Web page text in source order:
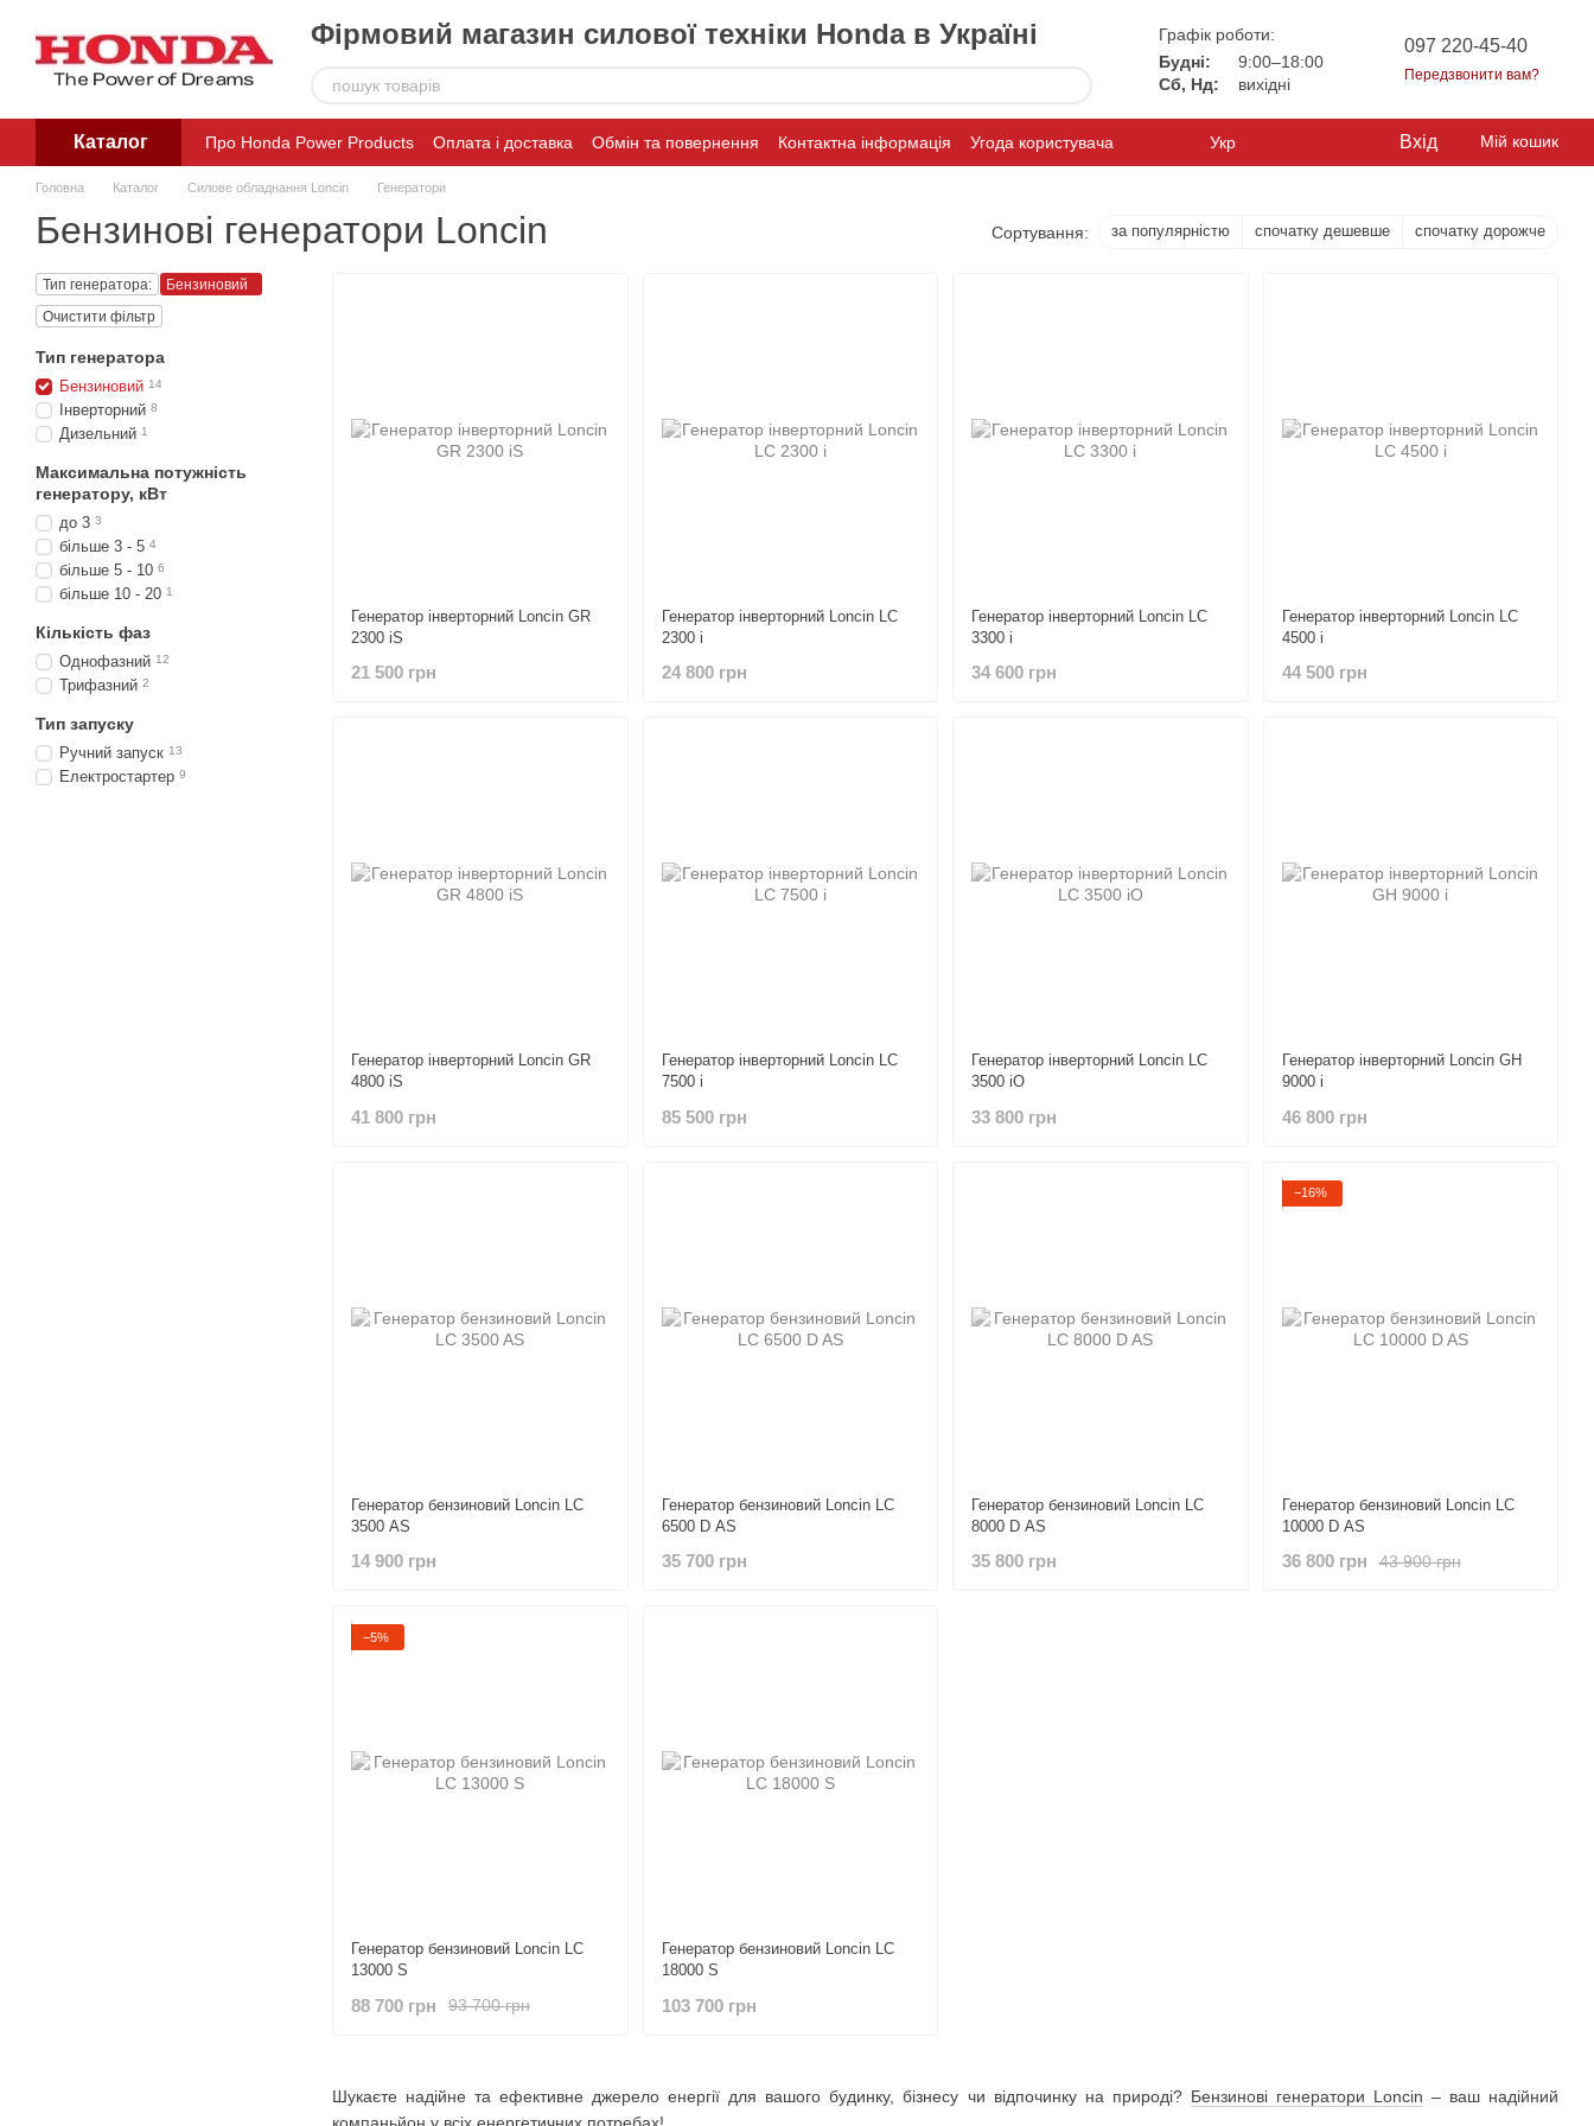
Фірмовий магазин силової техніки Honda в Україні
Графік роботи:
Будні:
9:00–18:00
Сб, Нд:
вихідні
097 220-45-40
Передзвонити вам?
Каталог Про Honda Power Products Оплата і доставка Обмін та повернення Контактна інформація Угода користувача Укр Вхід Мій кошик
Головна Каталог Силове обладнання Loncin Генератори
Бензинові генератори Loncin Сортування: за популярністю спочатку дешевше спочатку дорожче
Шукаєте надійне та ефективне джерело енергії для вашого будинку, бізнесу чи відпочинку на природі? Бензинові генератори Loncin – ваш надійний
компаньйон у всіх енергетичних потребах!
Генератор інверторний Loncin GR
2300 iS
21 500 грн
Генератор інверторний Loncin LC
2300 i
24 800 грн
Генератор інверторний Loncin LC
3300 i
34 600 грн
Генератор інверторний Loncin LC
4500 i
44 500 грн
Генератор інверторний Loncin GR
4800 iS
41 800 грн
Генератор інверторний Loncin LC
7500 i
85 500 грн
Генератор інверторний Loncin LC
3500 iO
33 800 грн
Генератор інверторний Loncin GH
9000 i
46 800 грн
Генератор бензиновий Loncin LC
3500 AS
14 900 грн
Генератор бензиновий Loncin LC
6500 D AS
35 700 грн
Генератор бензиновий Loncin LC
8000 D AS
35 800 грн
−16%
Генератор бензиновий Loncin LC
10000 D AS
43 900 грн
36 800 грн
−5%
Генератор бензиновий Loncin LC
13000 S
93 700 грн
88 700 грн
Генератор бензиновий Loncin LC
18000 S
103 700 грн
Тип генератора:
Бензиновий
Очистити фільтр
Тип генератора
Бензиновий 14
Інверторний 8
Дизельний 1
Максимальна потужність
генератору, кВт
до 3 3
більше 3 - 5 4
більше 5 - 10 6
більше 10 - 20 1
Кількість фаз
Однофазний 12
Трифазний 2
Тип запуску
Ручний запуск 13
Електростартер 9